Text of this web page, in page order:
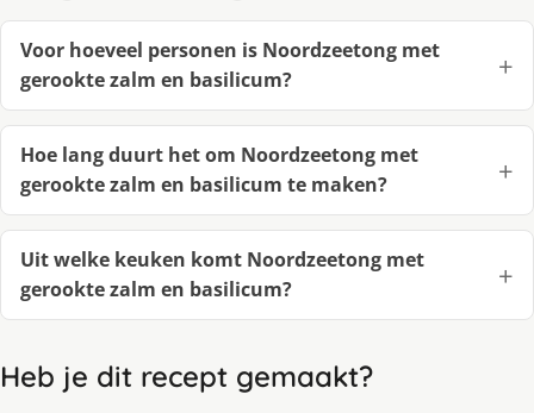
Voor hoeveel personen is Noordzeetong met
gerookte zalm en basilicum?
Hoe lang duurt het om Noordzeetong met
gerookte zalm en basilicum te maken?
Uit welke keuken komt Noordzeetong met
gerookte zalm en basilicum?
Heb je dit recept gemaakt?